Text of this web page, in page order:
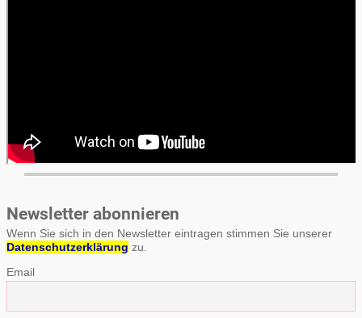
Newsletter abonnieren
Wenn Sie sich in den Newsletter eintragen stimmen Sie unserer
Datenschutzerklärung zu.
Email